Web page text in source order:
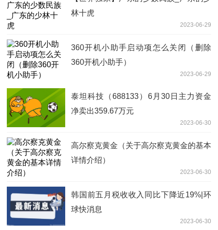
林十虎
2023-06-29
360开机小助手启动项怎么关闭（删除
360开机小助手）
2023-06-29
泰坦科技（688133）6月30日主力资金
净卖出359.67万元
2023-06-30
高尔察克黄金（关于高尔察克黄金的基本
详情介绍）
2023-06-30
韩国前五月税收收入同比下降近19%|环
球快消息
2023-06-30